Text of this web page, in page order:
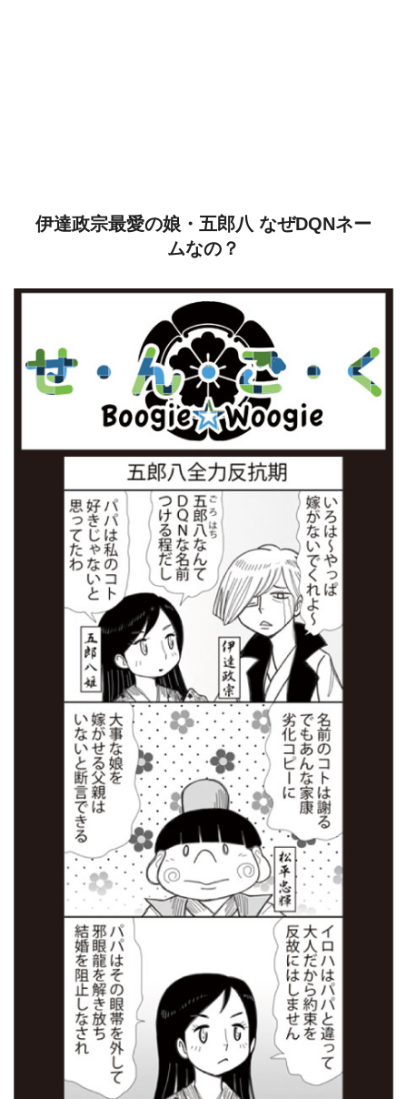
伊達政宗最愛の娘・五郎八 なぜDQNネー
ムなの？